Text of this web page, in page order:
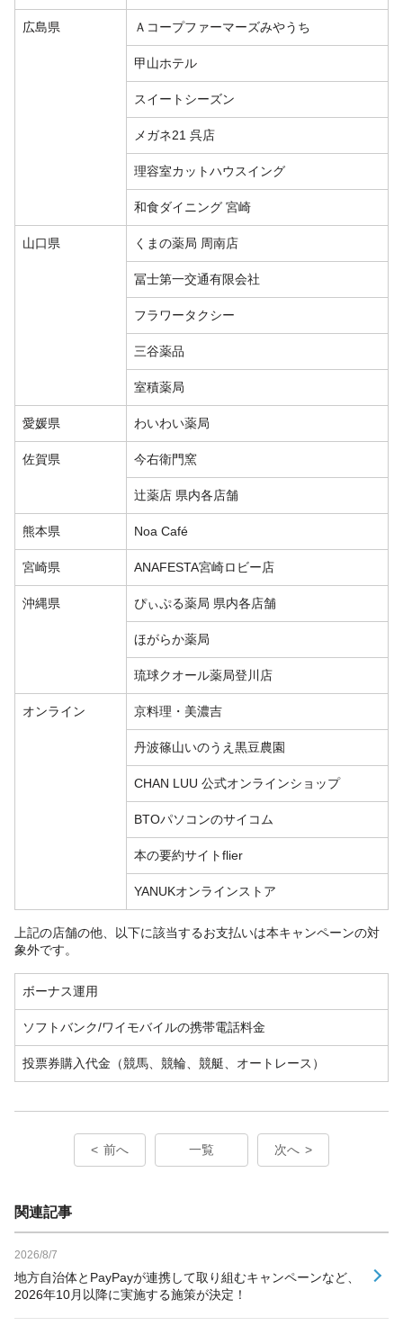
広島県 Ａコープファーマーズみやうち
甲山ホテル
スイートシーズン
メガネ21 呉店
理容室カットハウスイング
和食ダイニング 宮崎
山口県 くまの薬局 周南店
冨士第一交通有限会社
フラワータクシー
三谷薬品
室積薬局
愛媛県 わいわい薬局
佐賀県 今右衛門窯
辻薬店 県内各店舗
熊本県 Noa Café
宮崎県 ANAFESTA宮崎ロビー店
沖縄県 ぴぃぷる薬局 県内各店舗
ほがらか薬局
琉球クオール薬局登川店
オンライン 京料理・美濃吉
丹波篠山いのうえ黒豆農園
CHAN LUU 公式オンラインショップ
BTOパソコンのサイコム
本の要約サイトflier
YANUKオンラインストア
上記の店舗の他、以下に該当するお支払いは本キャンペーンの対
象外です。
ボーナス運用
ソフトバンク/ワイモバイルの携帯電話料金
投票券購入代金（競馬、競輪、競艇、オートレース）
前へ 一覧 次へ
関連記事
2026/8/7
地方自治体とPayPayが連携して取り組むキャンペーンなど、
2026年10月以降に実施する施策が決定！